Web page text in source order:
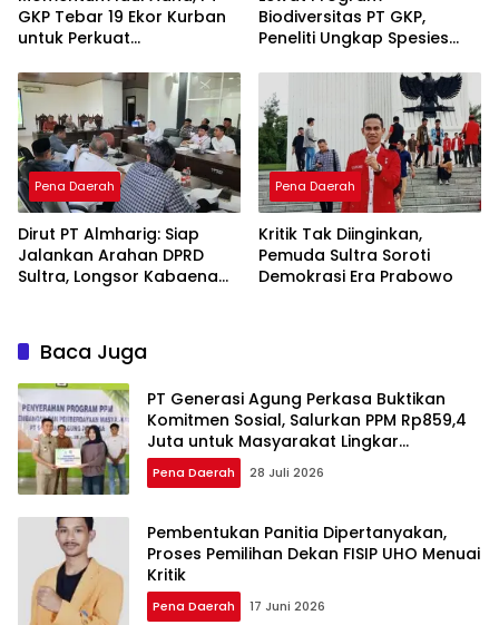
GKP Tebar 19 Ekor Kurban
untuk Perkuat
Biodiversitas PT GKP,
Peneliti Ungkap Spesies
Pena Daerah
Dirut PT Almharig: Siap
Jalankan Arahan DPRD
Sultra, Longsor Kabaena
Pena Daerah
Kritik Tak Diinginkan,
Pemuda Sultra Soroti
Demokrasi Era Prabowo
Baca Juga
PT Generasi Agung Perkasa Buktikan
Komitmen Sosial, Salurkan PPM Rp859,4
Juta untuk Masyarakat Lingkar
Tambang
Pena Daerah 28 Juli 2026
Pembentukan Panitia Dipertanyakan,
Proses Pemilihan Dekan FISIP UHO Menuai
Kritik
Pena Daerah 17 Juni 2026